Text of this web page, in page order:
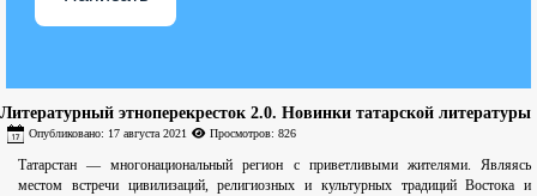
Литературный этноперекресток 2.0. Новинки татарской литературы
Опубликовано: 17 августа 2021 Просмотров: 826
Татарстан — многонациональный регион с приветливыми жителями. Являясь
местом встречи цивилизаций, религиозных и культурных традиций Востока и